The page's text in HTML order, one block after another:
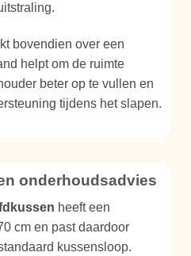
bovendien over een
helpt om de ruimte
beter op te vullen en
tijdens het slapen.
onderhoudsadvies
heeft een
cm en past daardoor
kussensloop.